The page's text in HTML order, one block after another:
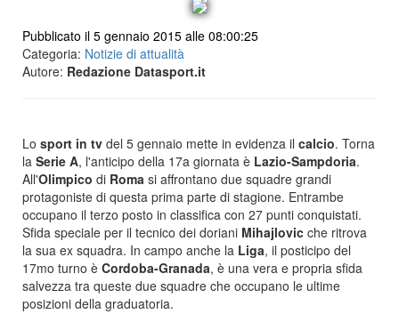
Pubblicato il 5 gennaio 2015 alle 08:00:25
Categoria: Notizie di attualità
Autore: Redazione Datasport.it
Lo sport in tv del 5 gennaio mette in evidenza il calcio. Torna
la Serie A, l'anticipo della 17a giornata è Lazio-Sampdoria.
All'Olimpico di Roma si affrontano due squadre grandi
protagoniste di questa prima parte di stagione. Entrambe
occupano il terzo posto in classifica con 27 punti conquistati.
Sfida speciale per il tecnico dei doriani Mihajlovic che ritrova
la sua ex squadra. In campo anche la Liga, il posticipo del
17mo turno è Cordoba-Granada, è una vera e propria sfida
salvezza tra queste due squadre che occupano le ultime
posizioni della graduatoria.